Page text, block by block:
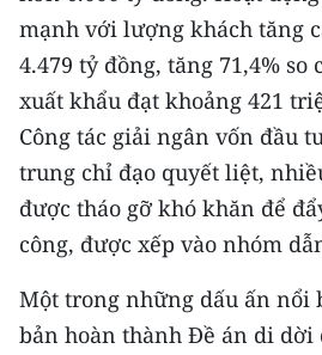
Trung du và miền núi phía Bắc
Đồng bằng sông Hồng
Bắc Trung Bộ
Duyên hải Nam Trung Bộ và
Nguyên
Đồng bằng sông Cửu Long
mạnh với lượng khách tăng
4.479 tỷ đồng, tăng 71,4%
xuất khẩu đạt khoảng 421
Công tác giải ngân vốn đầu
trung chỉ đạo quyết liệt,
được tháo gỡ khó khăn để
công, được xếp vào nhóm
Một trong những dấu ấn nổi
bản hoàn thành Đề án di dời